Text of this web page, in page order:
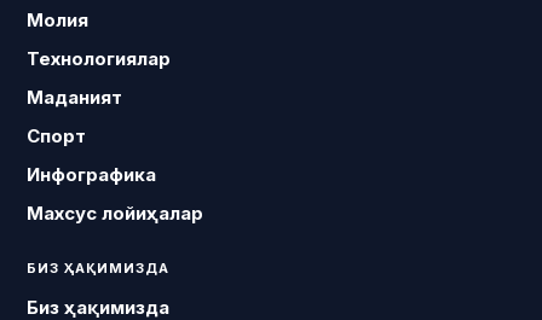
Молия
Технологиялар
Маданият
Спорт
Инфографика
Махсус лойиҳалар
БИЗ ҲАҚИМИЗДА
Биз ҳақимизда